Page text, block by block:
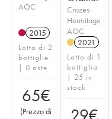
AOC
2015
Lotto di 2
bottiglie
| 0 aste
65€
(Prezzo di
Crozes-
Hermitage
AOC
2021
Lotto di 1
bottiglia
| 25 in
stock